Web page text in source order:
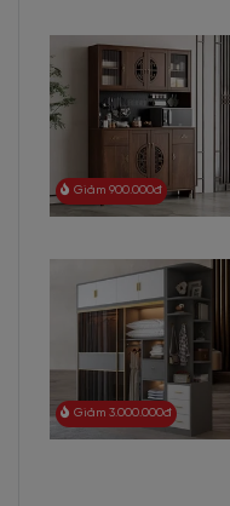
Giảm 900.000đ
Giảm 3.000.000đ